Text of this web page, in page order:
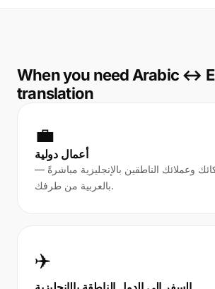
When you need Arabic ↔
translation
💼
أعمال دولية
وعملائك الناطقين بالإنجليزية مباشرةً —
بالعربية من طرفك.
✈️